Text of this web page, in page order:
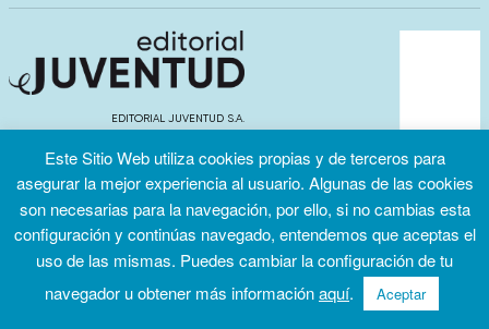
EDITORIAL JUVENTUD S.A.
info@editorialjuventud.es
Condiciones
Política de
privacidad
Política de
Este Sitio Web utiliza cookies propias y de terceros para
asegurar la mejor experiencia al usuario. Algunas de las cookies
son necesarias para la navegación, por ello, si no cambias esta
configuración y continúas navegado, entendemos que aceptas el
uso de las mismas. Puedes cambiar la configuración de tu
navegador u obtener más informaciónaquí. Aceptar